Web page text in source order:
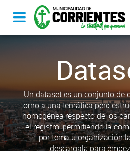
Un dataset es un conjunto de
torno a una temática pero
homogénea respecto de los
el registro, permitiendo la
por tema u organización
descargala para